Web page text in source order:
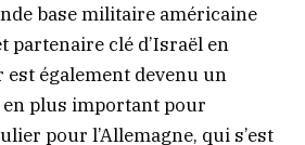
base militaire américaine
partenaire clé d’Israël en
est également devenu un
plus important pour
pour l’Allemagne, qui s’est